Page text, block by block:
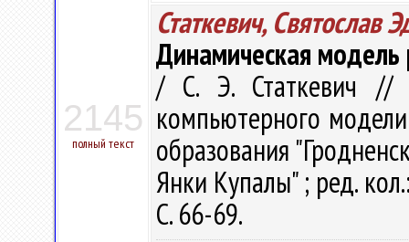
2145
полный текст
Статкевич, Святослав
Динамическая
/ С. Э. Статкевич //
компьютерного
образования
Янки Купалы" ; ред.
С. 66-69.